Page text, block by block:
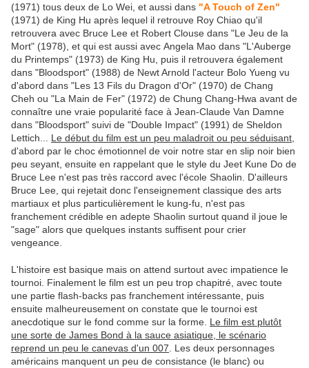
(1971) tous deux de Lo Wei, et aussi dans "A Touch of Zen"
(1971) de King Hu après lequel il retrouve Roy Chiao qu'il
retrouvera avec Bruce Lee et Robert Clouse dans "Le Jeu de la
Mort" (1978), et qui est aussi avec Angela Mao dans "L'Auberge
du Printemps" (1973) de King Hu, puis il retrouvera également
dans "Bloodsport" (1988) de Newt Arnold l'acteur Bolo Yueng vu
d'abord dans "Les 13 Fils du Dragon d'Or" (1970) de Chang
Cheh ou "La Main de Fer" (1972) de Chung Chang-Hwa avant de
connaître une vraie popularité face à Jean-Claude Van Damne
dans "Bloodsport" suivi de "Double Impact" (1991) de Sheldon
Lettich... Le début du film est un peu maladroit ou peu séduisant
d'abord par le choc émotionnel de voir notre star en slip noir bien
peu seyant, ensuite en rappelant que le style du Jeet Kune Do de
Bruce Lee n'est pas très raccord avec l'école Shaolin. D'ailleurs
Bruce Lee, qui rejetait donc l'enseignement classique des arts
martiaux et plus particulièrement le kung-fu, n'est pas
franchement crédible en adepte Shaolin surtout quand il joue le
"sage" alors que quelques instants suffisent pour crier
vengeance.
L'histoire est basique mais on attend surtout avec impatience le
tournoi. Finalement le film est un peu trop chapitré, avec toute
une partie flash-backs pas franchement intéressante, puis
ensuite malheureusement on constate que le tournoi est
anecdotique sur le fond comme sur la forme. Le film est plutôt
une sorte de James Bond à la sauce asiatique, le scénario
reprend un peu le canevas d'un 007 . Les deux personnages
américains manquent un peu de consistance (le blanc) ou